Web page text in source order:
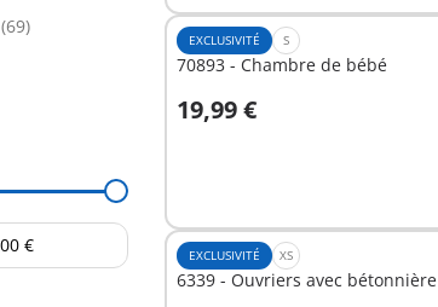
(69)
EXCLUSIVITÉ S
70893 - Chambre de bébé
19,99 €
Au panier
EXCLUSIVITÉ XS
6339 - Ouvriers avec bétonnière